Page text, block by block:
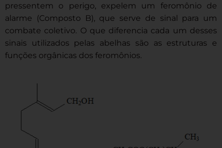
pressentem o perigo, expelem um feromônio de
alarme (Composto B), que serve de sinal para um
combate coletivo. O que diferencia cada um desses
sinais utilizados pelas abelhas são as estruturas e
funções orgânicas dos feromônios.